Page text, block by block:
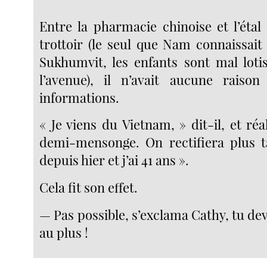
Entre la pharmacie chinoise et
trottoir (le seul que Nam
Sukhumvit, les enfants sont mal
l’avenue), il n’avait aucune
informations.
« Je viens du Vietnam, » dit-il, et
demi-mensonge. On rectifiera plus
depuis hier et j’ai 41 ans ».
Cela fit son effet.
— Pas possible, s’exclama Cathy, tu
au plus !